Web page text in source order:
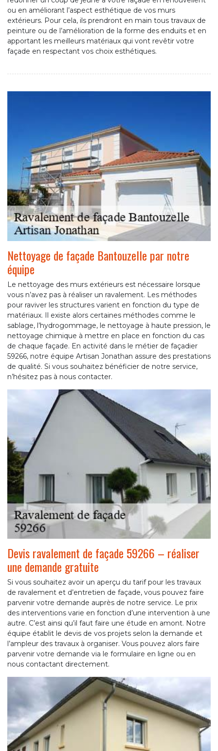
ou en améliorant l’aspect esthétique de vos murs
extérieurs. Pour cela, ils prendront en main tous travaux de
peinture ou de l’amélioration de la forme des enduits et en
apportant les meilleurs matériaux qui vont revêtir votre
façade en respectant vos choix esthétiques.
Nettoyage de façade Bantouzelle par notre
équipe
Le nettoyage des murs extérieurs est nécessaire lorsque
vous n’avez pas à réaliser un ravalement. Les méthodes
pour raviver les structures varient en fonction du type de
matériaux. Il existe alors certaines méthodes comme le
sablage, l’hydrogommage, le nettoyage à haute pression, le
nettoyage chimique à mettre en place en fonction du cas
de chaque façade. En activité dans le métier de façadier
59266, notre équipe Artisan Jonathan assure des prestations
de qualité. Si vous souhaitez bénéficier de notre service,
n’hésitez pas à nous contacter.
Devis ravalement de façade 59266 – réaliser
une demande gratuite
Si vous souhaitez avoir un aperçu du tarif pour les travaux
de ravalement et d’entretien de façade, vous pouvez faire
parvenir votre demande auprès de notre service. Le prix
des interventions varie en fonction d’une intervention à une
autre. C’est ainsi qu’il faut faire une étude en amont. Notre
équipe établit le devis de vos projets selon la demande et
l’ampleur des travaux à organiser. Vous pouvez alors faire
parvenir votre demande via le formulaire en ligne ou en
nous contactant directement.